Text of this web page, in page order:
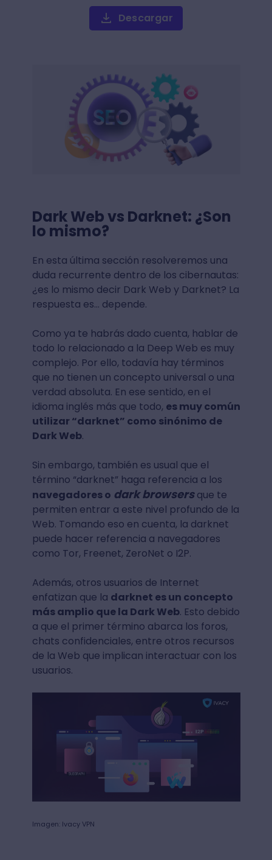
Descargar
Dark Web vs Darknet: ¿Son
lo mismo?
En esta última sección resolveremos una
duda recurrente dentro de los cibernautas:
¿es lo mismo decir Dark Web y Darknet? La
respuesta es… depende.
Como ya te habrás dado cuenta, hablar de
todo lo relacionado a la Deep Web es muy
complejo. Por ello, todavía hay términos
que no tienen un concepto universal o una
verdad absoluta. En ese sentido, en el
idioma inglés más que todo, es muy común
utilizar “darknet” como sinónimo de
Dark Web.
Sin embargo, también es usual que el
término “darknet” haga referencia a los
navegadores o dark browsersque te
permiten entrar a este nivel profundo de la
Web. Tomando eso en cuenta, la darknet
puede hacer referencia a navegadores
como Tor, Freenet, ZeroNet o I2P.
Además, otros usuarios de Internet
enfatizan que la darknet es un concepto
más amplio que la Dark Web. Esto debido
a que el primer término abarca los foros,
chats confidenciales, entre otros recursos
de la Web que implican interactuar con los
usuarios.
Imagen: Ivacy VPN